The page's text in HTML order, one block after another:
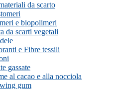
da scarto
e biopolimeri
da scarti vegetali
e Fibre tessili
gassate
al cacao e alla nocciola
gum